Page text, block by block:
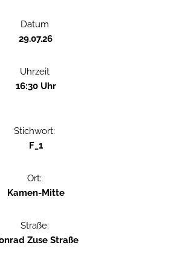
Datum
29.07.26
Uhrzeit
16:30 Uhr
Stichwort:
F_1
Ort:
Kamen-Mitte
Straße:
Zuse Straße